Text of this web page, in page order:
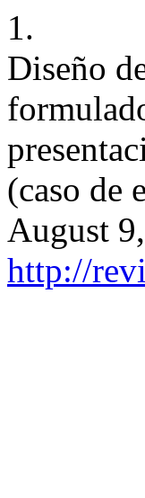
1.
Diseño
(caso de
August
http://